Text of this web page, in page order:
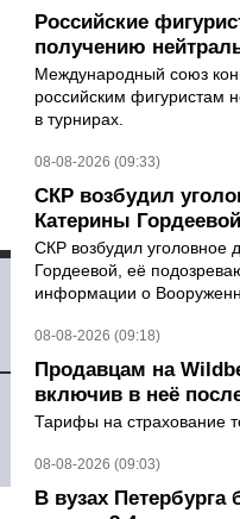
Российские
получению
Международный союз
российским фигуристам
в турнирах.
08-08-2026 (09:33)
СКР возбудил
Катерины Гордеевой
СКР возбудил уголовное
Гордеевой, её
информации о
08-08-2026 (09:18)
Продавцам на
включив в неё
Тарифы на страхование
08-08-2026 (09:03)
В вузах